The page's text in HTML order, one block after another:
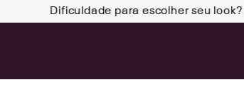
Dificuldade para escolher seu look?